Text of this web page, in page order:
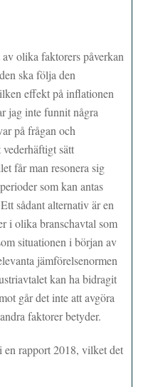
olika faktorers påverkan
ska följa den
effekt på inflationen
jag inte funnit några
på frågan och
sätt
får man resonera sig
som kan antas
sådant alternativ är en
i olika branschavtal som
situationen i början av
jämförelsenormen
kan ha bidragit
går det inte att avgöra
faktorer betyder.
en rapport 2018, vilket det